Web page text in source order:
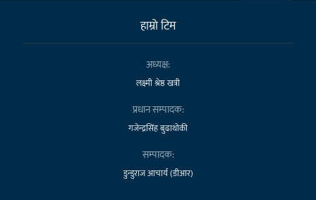
हाम्राे टिम
अध्यक्ष:
लक्ष्मी श्रेष्ठ खत्री
प्रधान सम्पादक:
गजेन्द्रसिंह बुढाथोकी
सम्पादक:
डुन्डुराज आचार्य (डीआर)